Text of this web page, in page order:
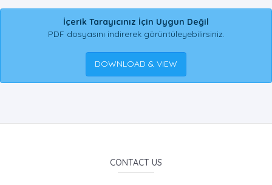
İçerik Tarayıcınız İçin Uygun Değil
PDF dosyasını indirerek görüntüleyebilirsiniz.
DOWNLOAD & VIEW
CONTACT US